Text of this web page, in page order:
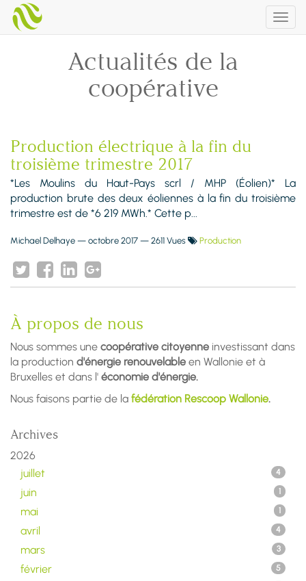
Actualités de la
coopérative
Production électrique à la fin du
troisième trimestre 2017
*Les Moulins du Haut-Pays scrl / MHP (Éolien)* La
production brute des deux éoliennes à la fin du troisième
trimestre est de *6 219 MWh.* Cette p...
Michael Delhaye — octobre 2017 — 2611 Vues Production
À propos de nous
Nous sommes une coopérative citoyenne investissant dans
la production d'énergie renouvelable en Wallonie et à
Bruxelles et dans l' économie d'énergie.
Nous faisons partie de la fédération Rescoop Wallonie.
Archives
2026
juillet
4
juin 1
mai 1
avril 4
mars 3
février 5